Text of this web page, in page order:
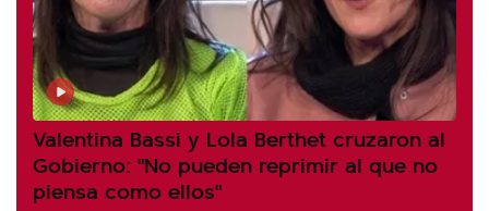
Valentina Bassi y Lola Berthet cruzaron al
Gobierno: "No pueden reprimir al que no
piensa como ellos"